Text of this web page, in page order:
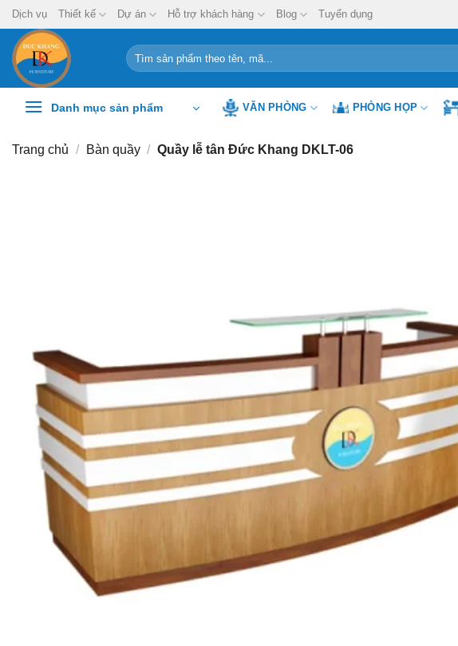
Chuyển
đến
nội
dung
Dịch vụ Thiết kế Dự án Hỗ trợ khách hàng Blog Tuyển dụng
Tìm
kiếm:
Danh mục sản phẩm VĂN PHÒNG PHÒNG HỌP
Trang chủ / Bàn quầy / Quầy lễ tân Đức Khang DKLT-06